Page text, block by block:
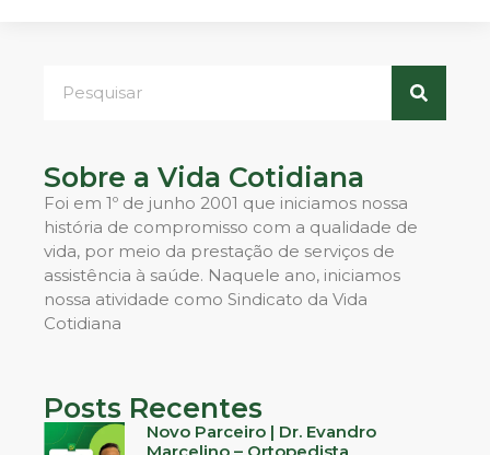
Sobre a Vida Cotidiana
Foi em 1º de junho 2001 que iniciamos nossa
história de compromisso com a qualidade de
vida, por meio da prestação de serviços de
assistência à saúde. Naquele ano, iniciamos
nossa atividade como Sindicato da Vida
Cotidiana
Posts Recentes
Novo Parceiro | Dr. Evandro